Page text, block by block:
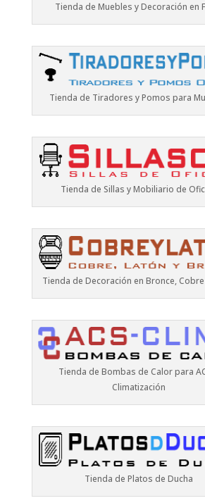
Tienda de Muebles y Decoración en
Tienda de Tiradores y Pomos para
Tienda de Sillas y Mobiliario de
Tienda de Decoración en Bronce,
Tienda de Bombas de Calor para
Climatización
Tienda de Platos de Ducha